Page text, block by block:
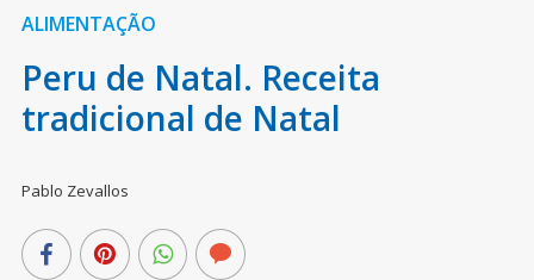
ALIMENTAÇÃO
Peru de Natal. Receita
tradicional de Natal
Pablo Zevallos